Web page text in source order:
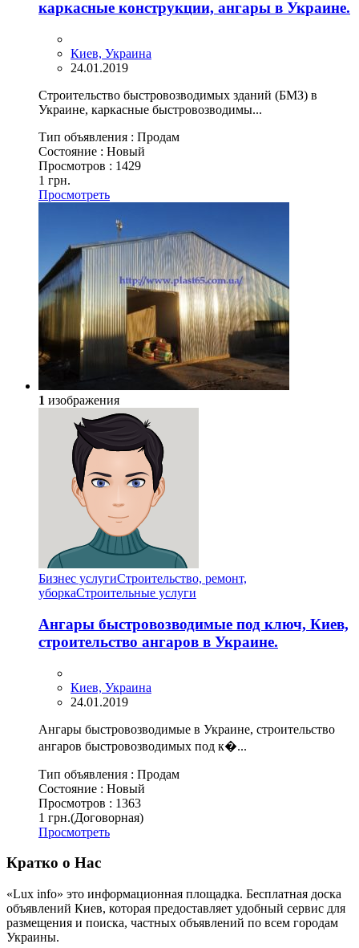
каркасные конструкции, ангары в Украине.
Киев, Украина
24.01.2019
Строительство быстровозводимых зданий (БМЗ) в
Украине, каркасные быстровозводимы...
Тип объявления : Продам
Состояние : Новый
Просмотров : 1429
1 грн.
Просмотреть
1 изображения
Бизнес услугиСтроительство, ремонт,
уборкаCтроительные услуги
Ангары быстровозводимые под ключ, Киев,
строительство ангаров в Украине.
Киев, Украина
24.01.2019
Ангары быстровозводимые в Украине, строительство
ангаров быстровозводимых под к�...
Тип объявления : Продам
Состояние : Новый
Просмотров : 1363
1 грн.(Договорная)
Просмотреть
Кратко о Нас
«Lux info» это информационная площадка. Бесплатная доска
объявлений Киев, которая предоставляет удобный сервис для
размещения и поиска, частных объявлений по всем городам
Украины.